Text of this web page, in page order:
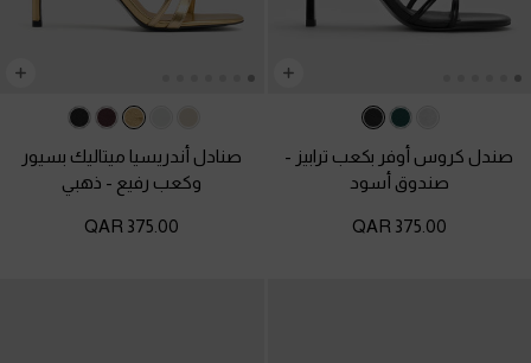
صندل كروس أوفر بكعب ترابيز -
صندوق أسود
375.00 QAR
صنادل أندريسيا ميتاليك بسيور
وكعب رفيع - ذهبي
375.00 QAR